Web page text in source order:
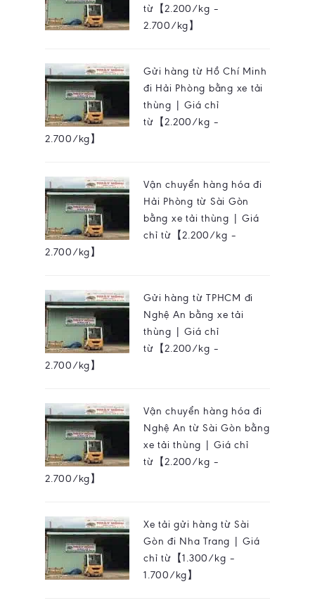
từ【2.200/kg –
2.700/kg】
Gửi hàng từ Hồ Chí Minh
đi Hải Phòng bằng xe tải
thùng | Giá chỉ
từ【2.200/kg –
2.700/kg】
Vận chuyển hàng hóa đi
Hải Phòng từ Sài Gòn
bằng xe tải thùng | Giá
chỉ từ【2.200/kg –
2.700/kg】
Gửi hàng từ TPHCM đi
Nghệ An bằng xe tải
thùng | Giá chỉ
từ【2.200/kg –
2.700/kg】
Vận chuyển hàng hóa đi
Nghệ An từ Sài Gòn bằng
xe tải thùng | Giá chỉ
từ【2.200/kg –
2.700/kg】
Xe tải gửi hàng từ Sài
Gòn đi Nha Trang | Giá
chỉ từ【1.300/kg –
1.700/kg】